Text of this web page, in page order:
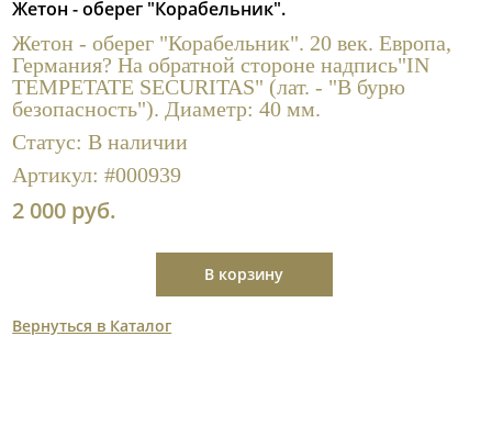
Полезные ссылки
Жетон - оберег "Корабельник".
Жетон - оберег "Корабельник". 20 век. Европа,
Германия? На обратной стороне надпись"IN
TEMPETATE SECURITAS" (лат. - "В бурю
безопасность"). Диаметр: 40 мм.
Статус:В наличии
Артикул:#000939
2 000 руб.
В корзину
Вернуться в Каталог